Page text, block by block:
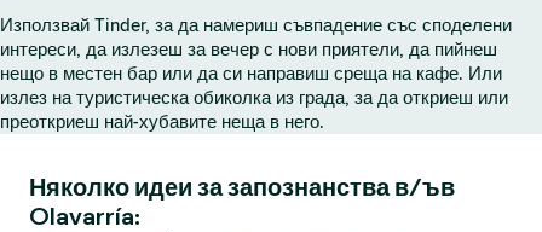
Използвай Tinder, за да намериш съвпадение със споделени
интереси, да излезеш за вечер с нови приятели, да пийнеш
нещо в местен бар или да си направиш среща на кафе. Или
излез на туристическа обиколка из града, за да откриеш или
преоткриеш най-хубавите неща в него.
Няколко идеи за запознанства в/ъв
Olavarría: